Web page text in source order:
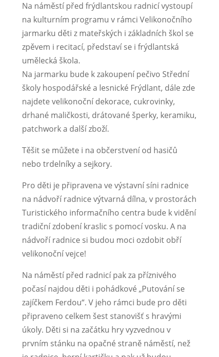
Na náměstí před frýdlantskou radnicí vystoupí
na kulturním programu v rámci Velikonočního
jarmarku děti z mateřských i základních škol se
zpěvem i recitací, představí se i frýdlantská
umělecká škola.
Na jarmarku bude k zakoupení pečivo Střední
školy hospodářské a lesnické Frýdlant, dále zde
najdete velikonoční dekorace, cukrovinky,
drhané maličkosti, drátované šperky, keramiku,
patchwork a další zboží.
Těšit se můžete i na občerstvení od hasičů
nebo trdelníky a sejkory.
Pro děti je připravena ve výstavní síni radnice
na nádvoří radnice výtvarná dílna, v prostorách
Turistického informačního centra bude k vidění
tradiční zdobení kraslic s pomocí vosku. A na
nádvoří radnice si budou moci ozdobit obří
velikonoční vejce!
Na náměstí před radnicí pak za příznivého
počasí najdou děti i pohádkové „Putování se
zajíčkem Ferdou“. V jeho rámci bude pro děti
připraveno celkem šest stanovišť s hravými
úkoly. Děti si na začátku hry vyzvednou v
prvním stánku na opačné straně náměstí, než